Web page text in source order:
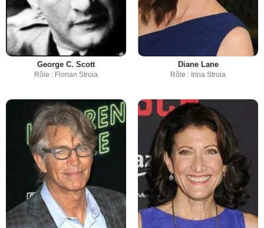
George C. Scott
Rôle : Florian Stroia
Diane Lane
Rôle : Irina Stroia